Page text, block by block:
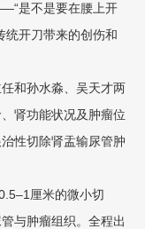
是不是要在腰上开
统开刀带来的创伤和
和孙水淼、吴天才两
肾功能状况及肿瘤位
性切除肾盂输尿管肿
厘米的微小切
与肿瘤组织。全程出